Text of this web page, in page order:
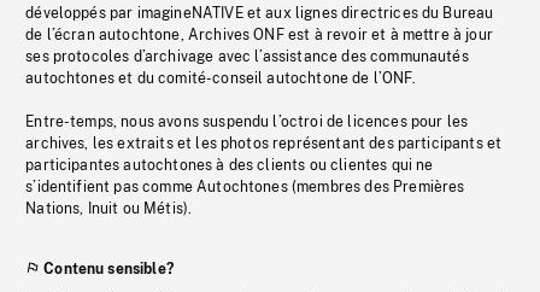
développés par imagineNATIVE et aux lignes directrices du Bureau
de l’écran autochtone, Archives ONF est à revoir et à mettre à jour
ses protocoles d’archivage avec l’assistance des communautés
autochtones et du comité-conseil autochtone de l’ONF.
Entre-temps, nous avons suspendu l’octroi de licences pour les
archives, les extraits et les photos représentant des participants et
participantes autochtones à des clients ou clientes qui ne
s’identifient pas comme Autochtones (membres des Premières
Nations, Inuit ou Métis).
Contenu sensible?